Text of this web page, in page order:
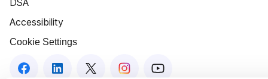
DSA
Accessibility
Cookie Settings